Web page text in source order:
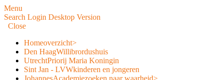
Menu
Search Login Desktop Version
Close
Homeoverzicht>
Den HaagWillibrordushuis
UtrechtPriorij Maria Koningin
Sint Jan - LVWkinderen en jongeren
JohannesAcademiezoeken naar waarheid>